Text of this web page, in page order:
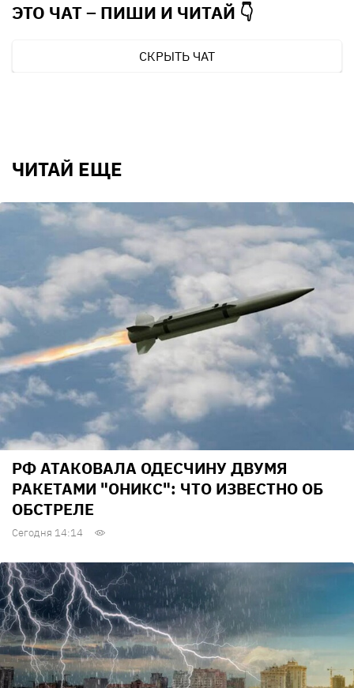
ЭТО ЧАТ – ПИШИ И ЧИТАЙ 👇
СКРЫТЬ ЧАТ
ЧИТАЙ ЕЩЕ
РФ АТАКОВАЛА ОДЕСЧИНУ ДВУМЯ
РАКЕТАМИ "ОНИКС": ЧТО ИЗВЕСТНО ОБ
ОБСТРЕЛЕ
Сегодня 14:14